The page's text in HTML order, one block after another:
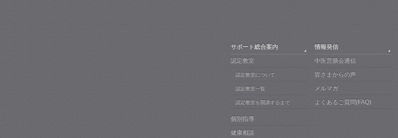
サポート総合案内
認定教室
認定教室について
認定教室一覧
認定教室を開講するまで
個別指導
健康相談
情報発信
中医営膳会通信
皆さまからの声
メルマガ
よくあるご質問(FAQ)